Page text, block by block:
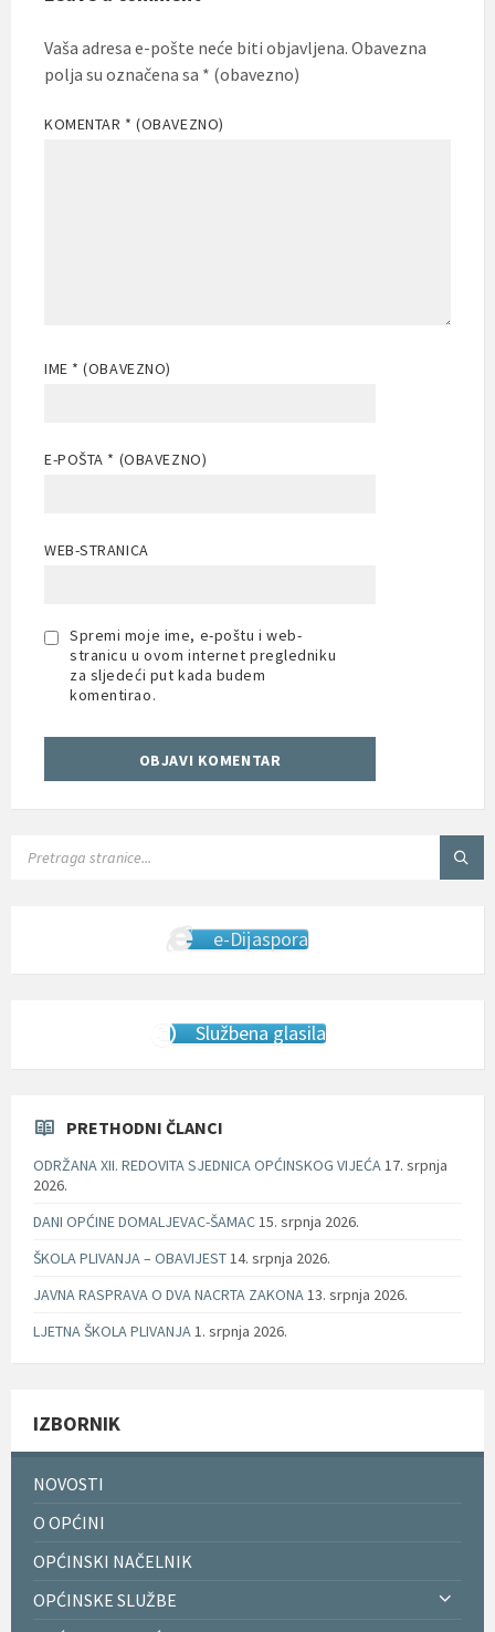
Vaša adresa e-pošte neće biti objavljena. Obavezna
polja su označena sa * (obavezno)
KOMENTAR * (OBAVEZNO)
IME * (OBAVEZNO)
E-POŠTA * (OBAVEZNO)
WEB-STRANICA
Spremi moje ime, e-poštu i web-
stranicu u ovom internet pregledniku
za sljedeći put kada budem
komentirao.
e-Dijaspora
Službena glasila
PRETHODNI ČLANCI
ODRŽANA XII. REDOVITA SJEDNICA OPĆINSKOG VIJEĆA17. srpnja
2026.
DANI OPĆINE DOMALJEVAC-ŠAMAC15. srpnja 2026.
ŠKOLA PLIVANJA – OBAVIJEST14. srpnja 2026.
JAVNA RASPRAVA O DVA NACRTA ZAKONA13. srpnja 2026.
LJETNA ŠKOLA PLIVANJA1. srpnja 2026.
IZBORNIK
NOVOSTI
O OPĆINI
OPĆINSKI NAČELNIK
OPĆINSKE SLUŽBE